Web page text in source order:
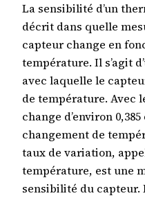
La sensibilité d’un
décrit dans quelle
capteur change en
température. Il s’agit
avec laquelle le
de température. Avec
change d’environ
changement de
taux de variation,
température, est une
sensibilité du